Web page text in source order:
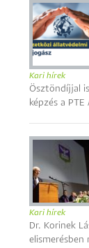
Kari hírek
Ösztöndíjjal
képzés a PTE
Kari hírek
Dr. Korinek
elismerésben